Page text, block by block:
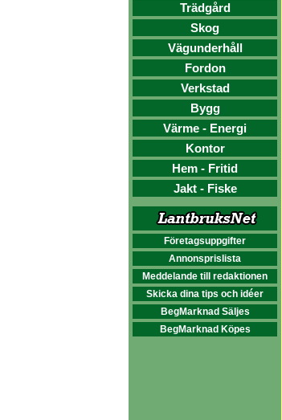
Trädgård
Skog
Vägunderhåll
Fordon
Verkstad
Bygg
Värme - Energi
Kontor
Hem - Fritid
Jakt - Fiske
Företagsuppgifter
Annonsprislista
Meddelande till redaktionen
Skicka dina tips och idéer
BegMarknad Säljes
BegMarknad Köpes